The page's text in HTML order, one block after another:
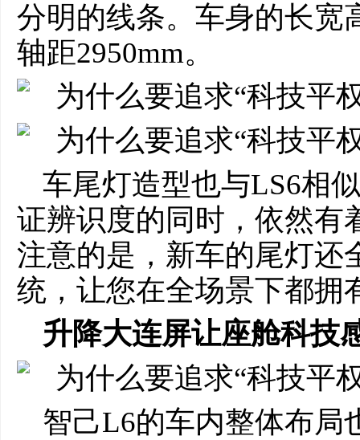
分明的线条。车身的长宽
轴距2950mm。
车尾灯造型也与LS6相
证辨识度的同时，依然有
注意的是，新车的尾灯还
统，让您在全场景下都拥
升降大连屏让座舱科技
智己L6的车内整体布局